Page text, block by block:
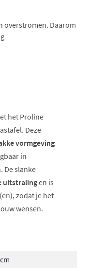
overstromen. Daarom
het Proline
Deze
vormgeving
in
De slanke
uitstralingen is
zodat je het
wensen.